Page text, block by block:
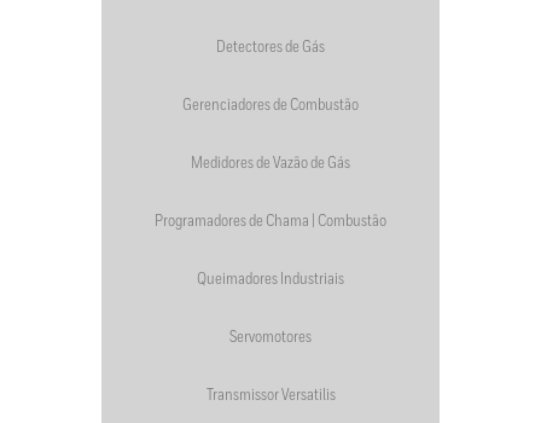
Detectores de Gás
Gerenciadores de Combustão
Medidores de Vazão de Gás
Programadores de Chama | Combustão
Queimadores Industriais
Servomotores
Transmissor Versatilis